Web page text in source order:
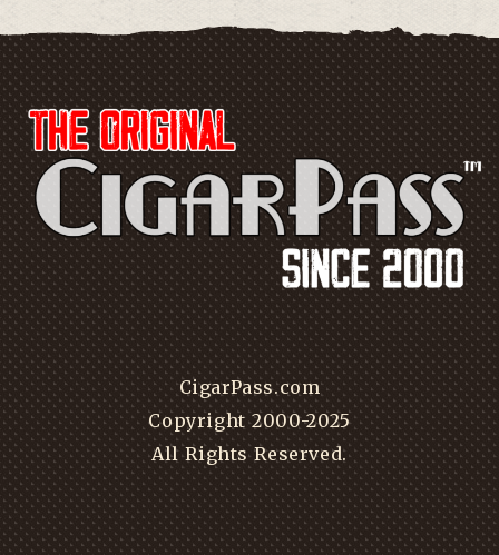
CigarPass.com
Copyright 2000-2025
All Rights Reserved.